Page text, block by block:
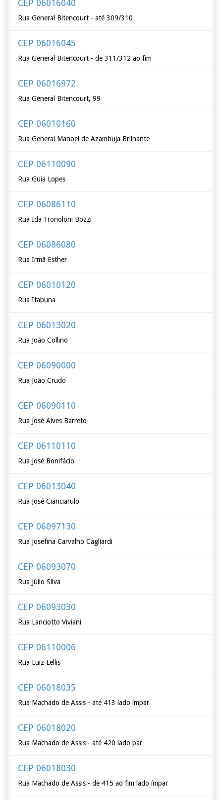
CEP 06016040
Rua General Bitencourt - até 309/310
CEP 06016045
Rua General Bitencourt - de 311/312 ao fim
CEP 06016972
Rua General Bitencourt, 99
CEP 06010160
Rua General Manoel de Azambuja Brilhante
CEP 06110090
Rua Guia Lopes
CEP 06086110
Rua Ida Tronoloni Bozzi
CEP 06086080
Rua Irmã Esther
CEP 06010120
Rua Itabuna
CEP 06013020
Rua João Collino
CEP 06090000
Rua João Crudo
CEP 06090110
Rua José Alves Barreto
CEP 06110110
Rua José Bonifácio
CEP 06013040
Rua José Cianciarulo
CEP 06097130
Rua Josefina Carvalho Cagliardi
CEP 06093070
Rua Júlio Silva
CEP 06093030
Rua Lanciotto Viviani
CEP 06110006
Rua Luiz Lellis
CEP 06018035
Rua Machado de Assis - até 413 lado ímpar
CEP 06018020
Rua Machado de Assis - até 420 lado par
CEP 06018030
Rua Machado de Assis - de 415 ao fim lado ímpar